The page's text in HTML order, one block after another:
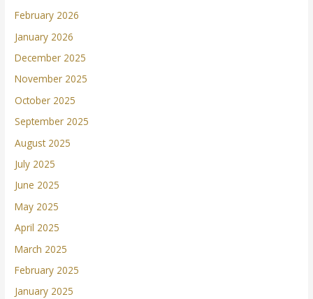
February 2026
January 2026
December 2025
November 2025
October 2025
September 2025
August 2025
July 2025
June 2025
May 2025
April 2025
March 2025
February 2025
January 2025